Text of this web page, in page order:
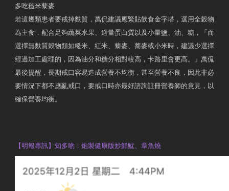
多吃糙米藜麥
若這幾類患者要戒掉麩質，萬侃建議應緊貼飲食金字塔，選用全穀物
為主食，配合足夠蔬菜水果、適量蛋白質以及小量鹽、油、糖，「而
選擇無麩質穀物類如糙米、紅米、藜麥、蕎麥或小米時，建議少選擇
經過加工處理的，因為油分和糖分相對較高，卡路里會更高。」萬侃
最後提醒，長期戒口容易造成營養不均衡，甚至營養不良，因此非必
要情況下都不應亂戒口，要戒口時亦最好諮詢註冊營養師的意見，以
確保營養均衡。
【明報專訊】知多啲：炮製健康版炒鮮魷、章魚燒